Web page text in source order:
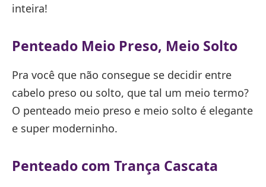
inteira!
Penteado Meio Preso, Meio Solto
Pra você que não consegue se decidir entre
cabelo preso ou solto, que tal um meio termo?
O penteado meio preso e meio solto é elegante
e super moderninho.
Penteado com Trança Cascata